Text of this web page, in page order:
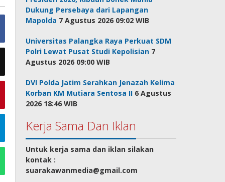
Dukung Persebaya dari Lapangan
Mapolda 7 Agustus 2026 09:02 WIB
Universitas Palangka Raya Perkuat SDM
Polri Lewat Pusat Studi Kepolisian 7
Agustus 2026 09:00 WIB
DVI Polda Jatim Serahkan Jenazah Kelima
Korban KM Mutiara Sentosa II 6 Agustus
2026 18:46 WIB
Kerja Sama Dan Iklan
Untuk kerja sama dan iklan silakan
kontak :
suarakawanmedia@gmail.com